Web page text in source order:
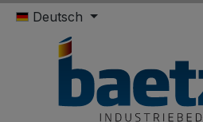
Hauptinhalt springen
Zur Suche springen
Zur Hauptnavigation springen
Deutsch